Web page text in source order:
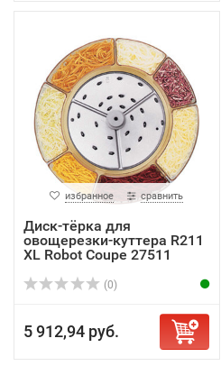
избранное сравнить
Диск-тёрка для
овощерезки-куттера R211
XL Robot Coupe 27511
(0)
5 912,94 руб.